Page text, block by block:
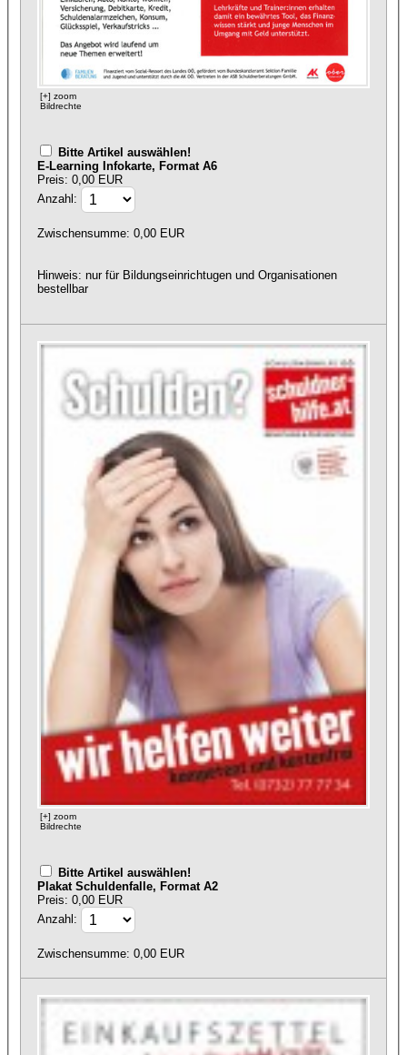
[+] zoom
Bildrechte
Bitte Artikel auswählen!
E-Learning Infokarte, Format A6
Preis: 0,00 EUR
Anzahl:
Zwischensumme: 0,00 EUR
Hinweis: nur für Bildungseinrichtugen und Organisationen
bestellbar
[+] zoom
Bildrechte
Bitte Artikel auswählen!
Plakat Schuldenfalle, Format A2
Preis: 0,00 EUR
Anzahl:
Zwischensumme: 0,00 EUR